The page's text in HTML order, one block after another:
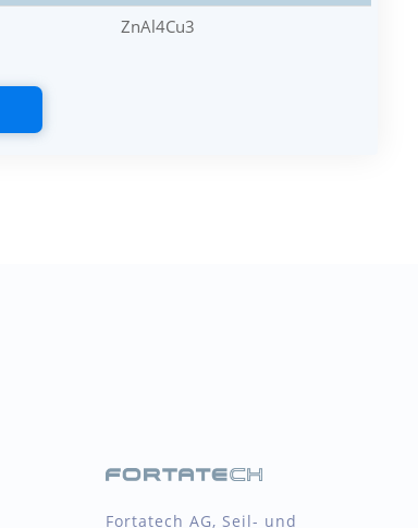
ZnAl4Cu3
Fortatech AG, Seil- und